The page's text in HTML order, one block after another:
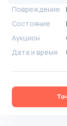
Повреждение
Состояние
Аукцион
Дата и время